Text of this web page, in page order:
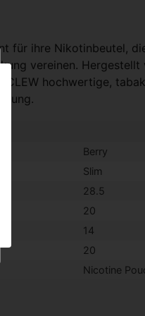
für ihre Nikotinbeutel,
vereinen. Hergestellt
CLEW hochwertige,
Berry
Slim
28.5
20
14
20
Nicotine